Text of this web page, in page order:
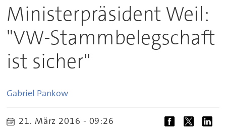
Ministerpräsident Weil:
"VW-Stammbelegschaft
ist sicher"
Gabriel Pankow
21. März 2016 - 09:26